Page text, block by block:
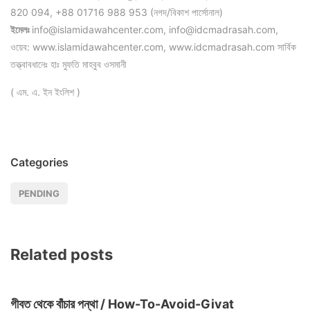
820 094, +88 01716 988 953 (নগদ/বিকাশ পার্সোনাল)
ইমেলঃ info@islamidawahcenter.com, info@idcmadrasah.com,
ওয়েব: www.islamidawahcenter.com, www.idcmadrasah.com সার্বিক
তত্ত্বাবধানেঃ হাঃ মুফতি মাহবুব ওসমানী
( এম. এ. ইন ইংলিশ )
Categories
PENDING
Related posts
গীবত থেকে বাঁচার পন্থা / How-To-Avoid-Givat